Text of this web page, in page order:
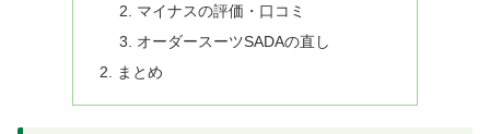
マイナスの評価・口コミ
オーダースーツSADAの直し
まとめ